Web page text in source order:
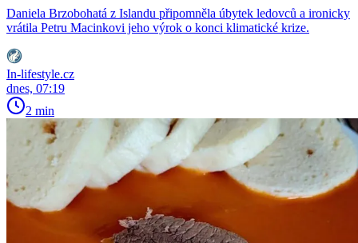
Daniela Brzobohatá z Islandu připomněla úbytek ledovců a ironicky
vrátila Petru Macinkovi jeho výrok o konci klimatické krize.
In-lifestyle.cz
dnes, 07:19
2 min